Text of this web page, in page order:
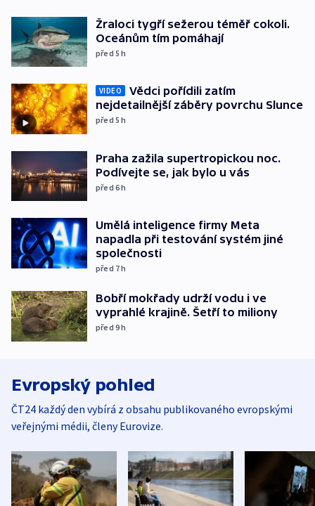
Žraloci tygří sežerou téměř cokoli.
Oceánům tím pomáhají
před 5h
VIDEO
Vědci pořídili zatím
nejdetailnější záběry povrchu Slunce
před 5h
Praha zažila supertropickou noc.
Podívejte se, jak bylo u vás
před 6h
Umělá inteligence firmy Meta
napadla při testování systém jiné
společnosti
před 7h
Bobří mokřady udrží vodu i ve
vyprahlé krajině. Šetří to miliony
před 9h
Evropský pohled
ČT24 každý den vybírá z obsahu publikovaného evropskými
veřejnými médii, členy Eurovize.